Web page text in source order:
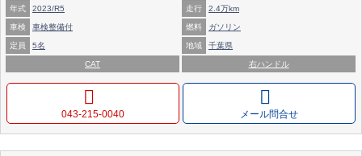
年式 2023/R5 走行 2.4万km
車検 車検整備付 燃料 ガソリン
定員 5名 地域 千葉県
CAT 右ハンドル
043-215-0040 メール問合せ